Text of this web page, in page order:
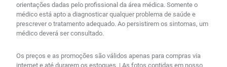
orientações dadas pelo profissional da área médica. Somente o
médico está apto a diagnosticar qualquer problema de saúde e
prescrever o tratamento adequado. Ao persistirem os sintomas, um
médico deverá ser consultado.
Os preços e as promoções são válidos apenas para compras via
internet e até durarem os estoques. | As fotos contidas em nosso